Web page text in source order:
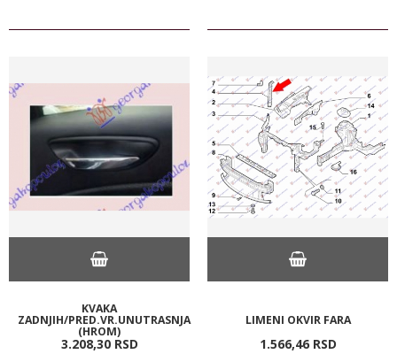
KVAKA
ZADNJIH/PRED.VR.UNUTRASNJA
(HROM)
3.208,30 RSD
LIMENI OKVIR FARA
1.566,46 RSD